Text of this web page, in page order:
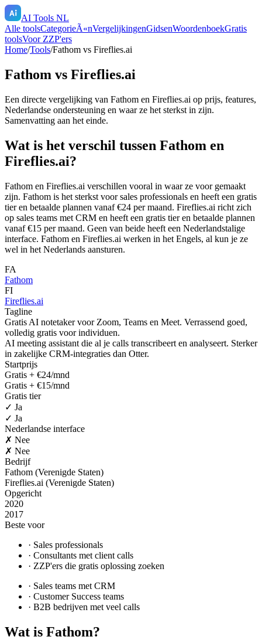
AI Tools NL
Alle toolsCategorieÃ«nVergelijkingenGidsenWoordenboekGratis
toolsVoor ZZP'ers
Home/Tools/Fathom vs Fireflies.ai
Fathom vs Fireflies.ai
Een directe vergelijking van Fathom en Fireflies.ai op prijs, features,
Nederlandse ondersteuning en waar ze het sterkst in zijn.
Samenvatting aan het einde.
Wat is het verschil tussen Fathom en
Fireflies.ai?
Fathom en Fireflies.ai verschillen vooral in waar ze voor gemaakt
zijn. Fathom is het sterkst voor sales professionals en heeft een gratis
tier en betaalde plannen vanaf €24 per maand. Fireflies.ai richt zich
op sales teams met CRM en heeft een gratis tier en betaalde plannen
vanaf €15 per maand. Geen van beide heeft een Nederlandstalige
interface. Fathom en Fireflies.ai werken in het Engels, al kun je ze
wel in het Nederlands aansturen.
FA
Fathom
FI
Fireflies.ai
Tagline
Gratis AI notetaker voor Zoom, Teams en Meet. Verrassend goed,
volledig gratis voor individuen.
AI meeting assistant die al je calls transcribeert en analyseert. Sterker
in zakelijke CRM-integraties dan Otter.
Startprijs
Gratis + €24/mnd
Gratis + €15/mnd
Gratis tier
✓ Ja
✓ Ja
Nederlandse interface
✗ Nee
✗ Nee
Bedrijf
Fathom (Verenigde Staten)
Fireflies.ai (Verenigde Staten)
Opgericht
2020
2017
Beste voor
· Sales professionals
· Consultants met client calls
· ZZP'ers die gratis oplossing zoeken
· Sales teams met CRM
· Customer Success teams
· B2B bedrijven met veel calls
Wat is Fathom?